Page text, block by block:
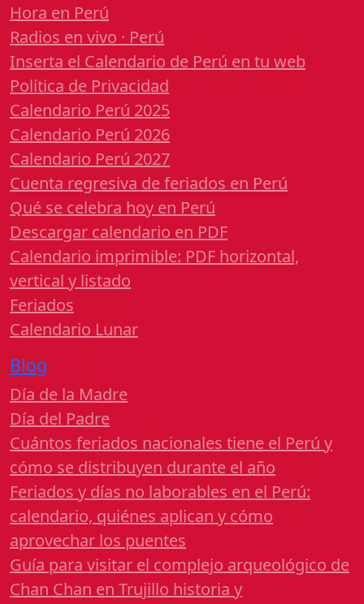
Hora en Perú
Radios en vivo · Perú
Inserta el Calendario de Perú en tu web
Política de Privacidad
Calendario Perú 2025
Calendario Perú 2026
Calendario Perú 2027
Cuenta regresiva de feriados en Perú
Qué se celebra hoy en Perú
Descargar calendario en PDF
Calendario imprimible: PDF horizontal,
vertical y listado
Feriados
Calendario Lunar
Blog
Día de la Madre
Día del Padre
Cuántos feriados nacionales tiene el Perú y
cómo se distribuyen durante el año
Feriados y días no laborables en el Perú:
calendario, quiénes aplican y cómo
aprovechar los puentes
Guía para visitar el complejo arqueológico de
Chan Chan en Trujillo historia y